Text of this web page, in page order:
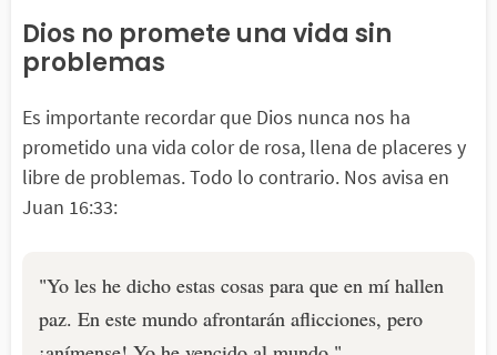
Dios no promete una vida sin
problemas
Es importante recordar que Dios nunca nos ha
prometido una vida color de rosa, llena de placeres y
libre de problemas. Todo lo contrario. Nos avisa en
Juan 16:33:
"Yo les he dicho estas cosas para que en mí hallen
paz. En este mundo afrontarán aflicciones, pero